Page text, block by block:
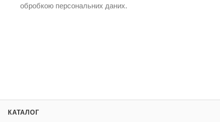
обробкою персональних даних.
КАТАЛОГ